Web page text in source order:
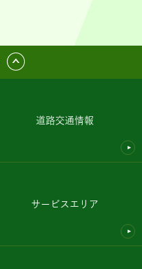
道路交通情報
サービスエリア